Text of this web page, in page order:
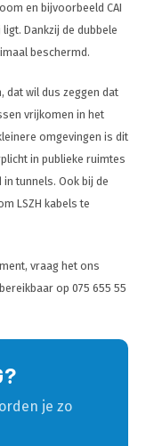
en bijvoorbeeld CAI
Dankzij de dubbele
beschermd.
dat wil dus zeggen dat
vrijkomen in het
omgevingen is dit
in publieke ruimtes
tunnels. Ook bij de
LSZH kabels te
vraag het ons
op 075 655 55
je zo